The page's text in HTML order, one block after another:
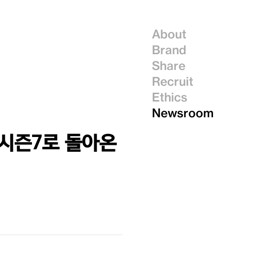
About
Brand
Share
Recruit
Ethics
Newsroom
즌7로 돌아온